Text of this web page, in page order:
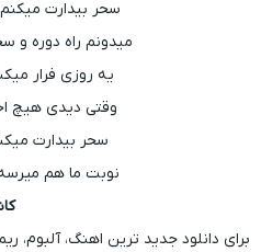
سحر بیدارت
میدونم راه دوره
یه روزی فرار
وقتی دیدی هیچ
سحر بیدارت
نوبت ما هم
برای دانلود جدید ترین اهنگ،